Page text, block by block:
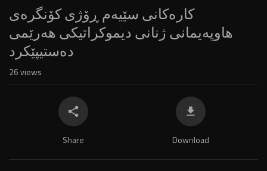
کارەکانی سێیەم ڕۆژی کۆنگرەی
هاوپەیمانی ژنانی دیموکراتیکی هەرێمی
دەستیپێکرد
26views
Share Download